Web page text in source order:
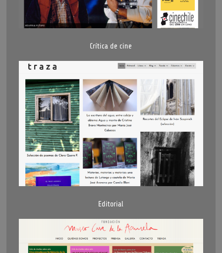
Crítica de cine
Editorial